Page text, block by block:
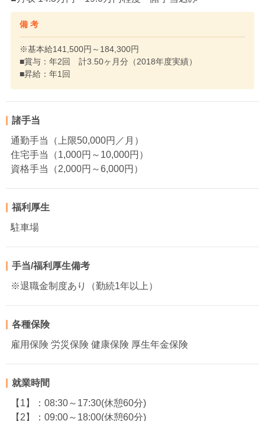
備 考
※基本給141,500円～184,300円
■賞与：年2回 計3.50ヶ月分（2018年度実績）
■昇給：年1回
諸手当
通勤手当（上限50,000円／月）
住宅手当（1,000円～10,000円）
資格手当（2,000円～6,000円）
福利厚生
駐車場
手当/福利厚生備考
※退職金制度あり（勤続1年以上）
各種保険
雇用保険 労災保険 健康保険 厚生年金保険
就業時間
【1】：08:30～17:30(休憩60分)
【2】：09:00～18:00(休憩60分)